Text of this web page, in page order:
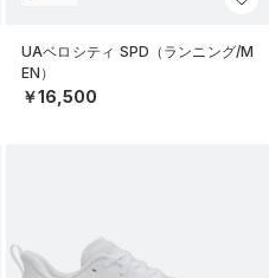
UAベロシティ SPD（ランニング/M
EN）
￥16,500